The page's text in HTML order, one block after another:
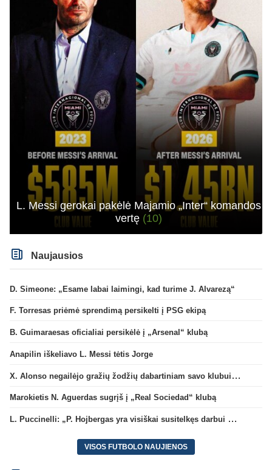
L. Messi gerokai pakėlė Majamio „Inter“ komandos
vertę (10)
Naujausios
D. Simeone: „Esame labai laimingi, kad turime J. Alvarezą“
F. Torresas priėmė sprendimą persikelti į PSG ekipą
B. Guimaraesas oficialiai persikėlė į „Arsenal“ klubą
Anapilin iškeliavo L. Messi tėtis Jorge
X. Alonso negailėjo gražių žodžių dabartiniam savo klubui „Chelsea“
Marokietis N. Aguerdas sugrįš į „Real Sociedad“ klubą
L. Puccinelli: „P. Hojbergas yra visiškai susitelkęs darbui Marselyje“
VISOS FUTBOLO NAUJIENOS